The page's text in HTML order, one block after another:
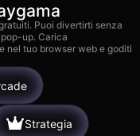
Puoi divertirti senza
up. Carica
nel tuo browser web e goditi
Strategia